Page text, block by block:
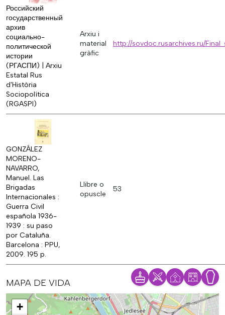
Российский
государственный
архив
социально-
политической
истории
(РГАСПИ) | Arxiu
Estatal Rus
d'Història
Sociopolítica
(RGASPI)
Arxiu i
material
gràfic
http://sovdoc.rusarchives.ru/
GONZÁLEZ
MORENO-
NAVARRO,
Manuel. Las
Brigadas
Internacionales :
Guerra Civil
española 1936-
1939 : su paso
por Cataluña.
Barcelona : PPU,
2009. 195 p.
Llibre o
opuscle
53
MAPA DE VIDA
Mapa
+